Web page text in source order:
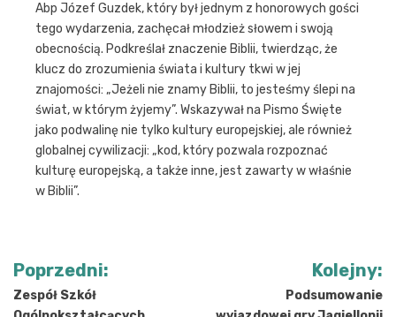
Abp Józef Guzdek, który był jednym z honorowych gości
tego wydarzenia, zachęcał młodzież słowem i swoją
obecnością. Podkreślał znaczenie Biblii, twierdząc, że
klucz do zrozumienia świata i kultury tkwi w jej
znajomości: „Jeżeli nie znamy Biblii, to jesteśmy ślepi na
świat, w którym żyjemy”. Wskazywał na Pismo Święte
jako podwalinę nie tylko kultury europejskiej, ale również
globalnej cywilizacji: „kod, który pozwala rozpoznać
kulturę europejską, a także inne, jest zawarty w właśnie
w Biblii”.
Nawigacja
wpisu
Poprzedni:
Zespół Szkół
Kolejny:
Podsumowanie